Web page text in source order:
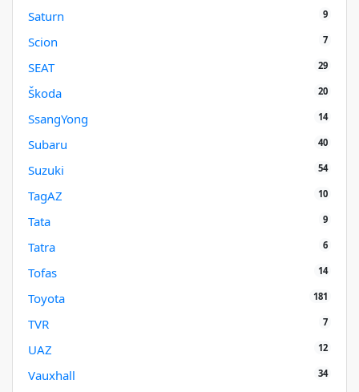
Saturn 9
Scion 7
SEAT 29
Škoda 20
SsangYong 14
Subaru 40
Suzuki 54
TagAZ 10
Tata 9
Tatra 6
Tofas 14
Toyota 181
TVR 7
UAZ 12
Vauxhall 34